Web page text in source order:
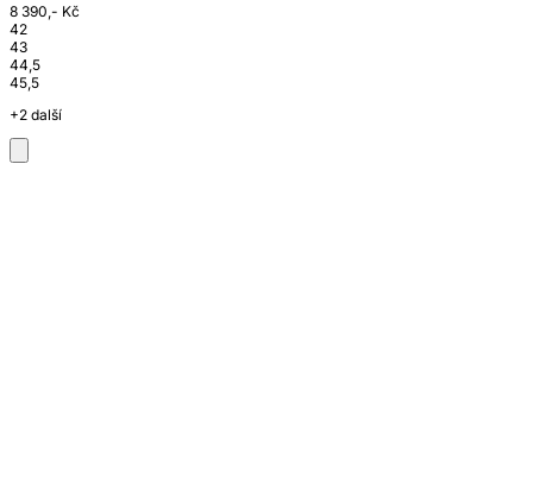
8 390,- Kč
42
43
44,5
45,5
+2 další